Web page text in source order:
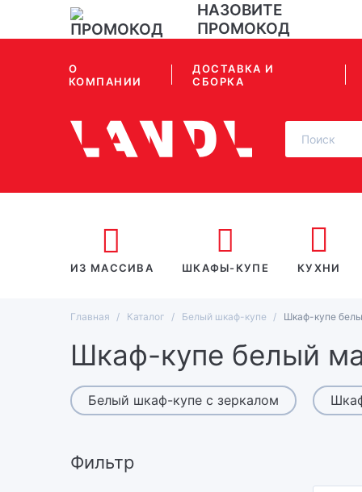
НАЗОВИТЕ
ПРОМОКОД
О
КОМПАНИИ
ДОСТАВКА И
СБОРКА
ИЗ МАССИВА ШКАФЫ-КУПЕ КУХНИ
Главная Каталог Белый шкаф-купе Шкаф-купе
Шкаф-купе белый
Белый шкаф-купе с зеркалом
Фильтр